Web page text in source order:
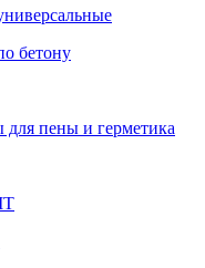
бетону
для пены и герметика